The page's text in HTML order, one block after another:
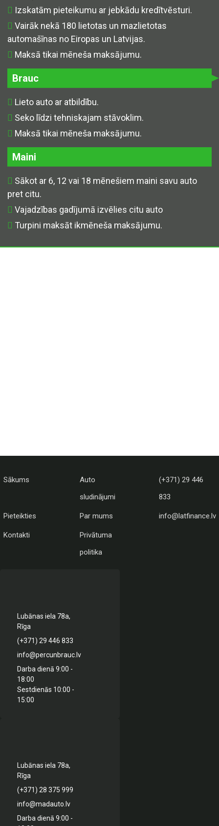
Izskatām pieteikumu ar jebkādu kredītvēsturi.
Vairāk nekā 180 lietotas un mazlietotas
automašīnas no Eiropas un Latvijas.
Maksā tikai mēneša maksājumu.
Brauc
Lieto auto ar atbildību.
Seko līdzi tehniskajam stāvoklim.
Maksā tikai mēneša maksājumu.
Maini
Sākot ar 6, 12 vai 18 mēnešiem maini savu auto
pret citu.
Vajadzības gadījumā izvēlies citu auto
Turpini maksāt ikmēneša maksājumu.
Sākums
Auto
sludinājumi
(+371) 29 446
833
Pieteikties Par mums info@latfinance.lv
Kontakti
Privātuma
politika
Lubānas iela 78a,
Rīga
(+371) 29 446 833
info@percunbrauc.lv
Darba dienā 9:00 -
18:00
Sestdienās 10:00 -
15:00
Lubānas iela 78a,
Rīga
(+371) 28 375 999
info@madauto.lv
Darba dienā 9:00 -